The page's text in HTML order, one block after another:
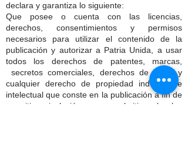
declara y garantiza lo siguiente:
Que posee o cuenta con las licencias,
derechos, consentimientos y permisos
necesarios para utilizar el contenido de la
publicación y autorizar a Patria Unida, a usar
todos los derechos de patentes, marcas,
secretos comerciales, derechos de autor y
cualquier derecho de propiedad industrial e
intelectual que conste en la publicación a fin de
permitir su inclusión y uso en el sitio web y las